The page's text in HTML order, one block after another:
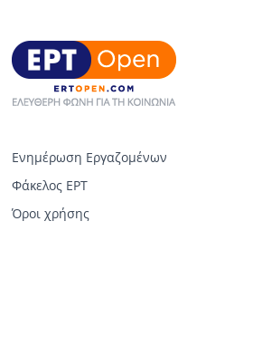
Ενημέρωση Εργαζομένων
Φάκελος ΕΡΤ
Όροι χρήσης